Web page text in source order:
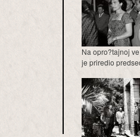
Na opro?tajnoj
je priredio